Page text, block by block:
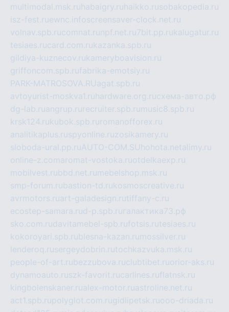
multimodal.msk.ru habaigry.ru haikko.rusobakopedia.ru
isz-fest.ruewnc.infoscreensaver-clock.net.ru
volnav.spb.rucomnat.ru npf.net.ru7bit.pp.rukalugatur.ru
tesiaes.rucard.com.rukazanka.spb.ru
gildiya-kuznecov.rukameryboavision.ru
griffoncom.spb.rufabrika-emotsiy.ru
PARK-MATROSOVA.RUagat.spb.ru
avtoyurist-moskva1.ru hardware.org.ruсхема-авто.рф
dg-lab.ruangrup.ru recruiter.spb.ru music8.spb.ru
krsk124.rukubok.spb.ru romanofforex.ru
analitikaplus.ruspyonline.ruzosikamery.ru
sloboda-ural.pp.ruAUTO-COM.SU hohota.netalimy.ru
online-z.comaromat-vostoka.ruotdelkaexp.ru
mobilvest.rubbd.net.ru mebelshop.msk.ru
smp-forum.rubastion-td.rukosmoscreative.ru
avrmotors.ruart-galadesign.rutiffany-c.ru
ecostep-samara.rud-p.spb.ru галактика73.рф
sko.com.rudavitamebel-spb.rufotsis.rutesiaes.ru
kokoroyari.spb.rublesna-kazan.ru mossilver.ru
lenderoq.rusergeydobrin.rutochkazvuka.msk.ru
people-of-art.rubezzubova.ruclubtibet.ruorior-aks.ru
dynamoauto.ruszk-favorit.rucarlines.ruflatnsk.ru
kingbolenskaner.rualex-motor.ruastroline.net.ru
act1.spb.rupolyglot.com.rugidlipetsk.ruooo-driada.ru